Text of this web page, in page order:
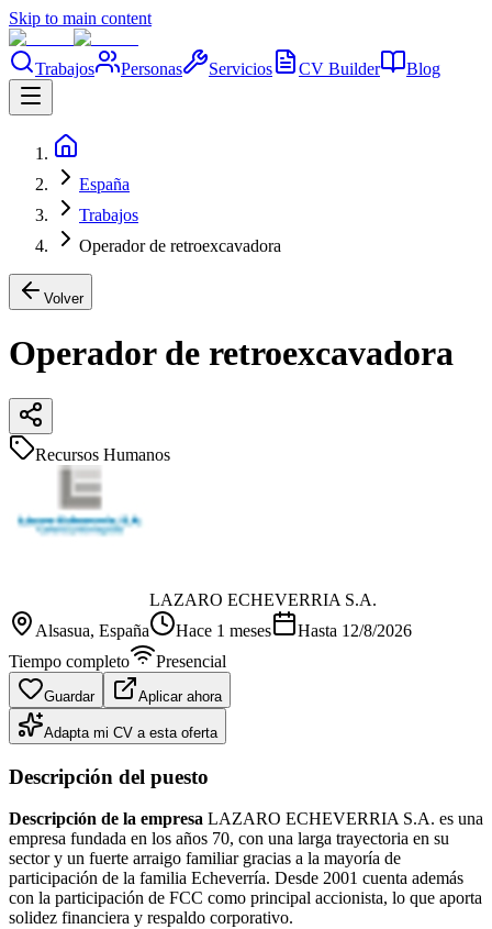
Skip to main content
Trabajos Personas Servicios CV Builder Blog
España
Trabajos
Operador de retroexcavadora
Volver
Operador de retroexcavadora
Recursos Humanos
LAZARO ECHEVERRIA S.A.
Alsasua, España Hace 1 meses Hasta 12/8/2026
Tiempo completo
Presencial
Guardar Aplicar ahora
Adapta mi CV a esta oferta
Descripción del puesto
Descripción de la empresa LAZARO ECHEVERRIA S.A. es una
empresa fundada en los años 70, con una larga trayectoria en su
sector y un fuerte arraigo familiar gracias a la mayoría de
participación de la familia Echeverría. Desde 2001 cuenta además
con la participación de FCC como principal accionista, lo que aporta
solidez financiera y respaldo corporativo.